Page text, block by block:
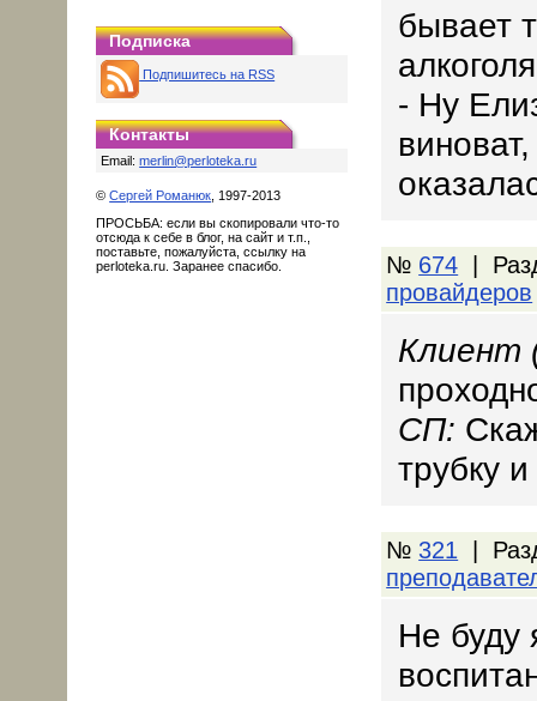
Подписка
Подпишитесь на RSS
Контакты
Email:merlin@perloteka.ru
©Сергей Романюк , 1997-2013
ПРОСЬБА: если вы скопировали что-то
отсюда к себе в блог, на сайт и т.п.,
поставьте, пожалуйста, ссылку на
perloteka.ru. Заранее спасибо.
бывает
- Ну
№ 674 |
провайдеров
Клиент
СП:
трубку
№ 321 |
Hе буду